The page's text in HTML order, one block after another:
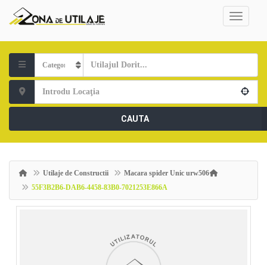
CAUTA
Utilaje de Constructii
Macara spider Unic urw506
55F3B2B6-DAB6-4458-83B0-7021253E866A